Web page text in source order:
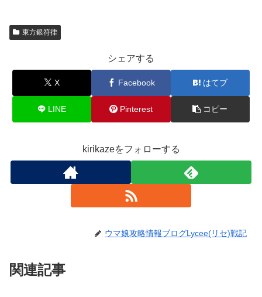
東方銀符律
シェアする
X Facebook はてブ
LINE Pinterest コピー
kirikazeをフォローする
ウマ娘攻略情報ブログLycee(リセ)戦記
関連記事